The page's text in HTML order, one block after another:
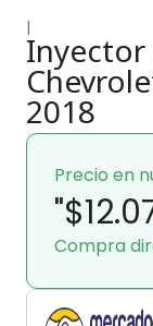
|
2018
Precio en
Compra